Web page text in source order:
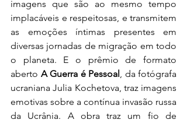
imagens que são ao mesmo tempo
implacáveis e respeitosas, e transmitem
as emoções íntimas presentes em
diversas jornadas de migração em todo
o planeta. E o prêmio de formato
aberto A Guerra é Pessoal, da fotógrafa
ucraniana Julia Kochetova, traz imagens
emotivas sobre a contínua invasão russa
da Ucrânia. A obra traz um fio de